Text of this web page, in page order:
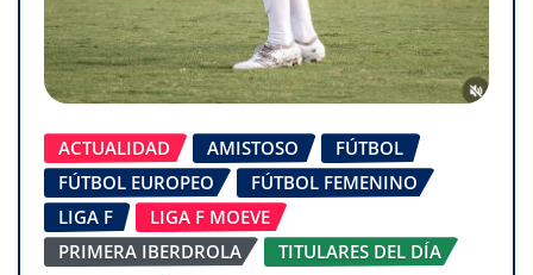
ACTUALIDAD AMISTOSO
FÚTBOL
FÚTBOL EUROPEO
FÚTBOL FEMENINO
LIGA F
LIGA F MOEVE
PRIMERA IBERDROLA
TITULARES DEL DÍA